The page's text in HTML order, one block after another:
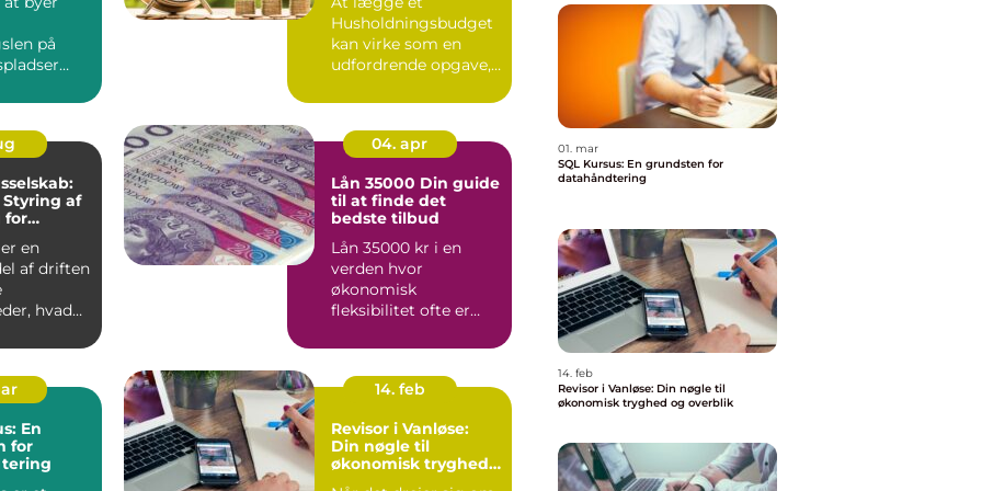
på
Husholdningsbudget
kan virke som en
udfordrende opgave,
tilgang ...
af
for
en
af driften
hvad
04. apr
Lån 35000 Din guide
til at finde det
bedste tilbud
Lån 35000 kr i en
verden hvor
økonomisk
fleksibilitet ofte er
personlige pro...
En
for
14. feb
Revisor i Vanløse:
Din nøgle til
økonomisk tryghed
01. mar
SQL Kursus: En grundsten for
datahåndtering
14. feb
Revisor i Vanløse: Din nøgle til
økonomisk tryghed og overblik